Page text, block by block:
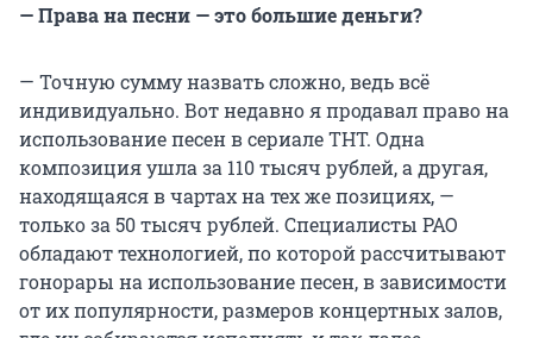
— Права на песни — это большие деньги?
— Точную сумму назвать сложно, ведь всё
индивидуально. Вот недавно я продавал право на
использование песен в сериале ТНТ. Одна
композиция ушла за 110 тысяч рублей, а другая,
находящаяся в чартах на тех же позициях, —
только за 50 тысяч рублей. Специалисты РАО
обладают технологией, по которой рассчитывают
гонорары на использование песен, в зависимости
от их популярности, размеров концертных залов,